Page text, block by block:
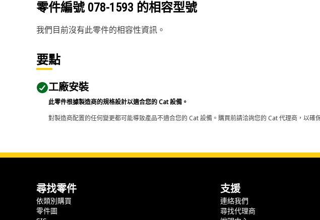
零件編號 078-1593 的相容型號
我們目前沒有此零件的相容性資訊。
要點
工廠安裝
此零件根據製造商的規格設計以適合您的 Cat 設備。
對製造商配置的任何變更都可能導致產品不適合您的 Cat 設備。購買前請洽詢您的 Cat 代理商，以
尋找零件
依類別購買
零件圖
支援
連絡我們
尋找代理商